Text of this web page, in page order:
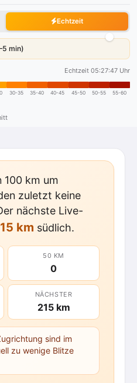
Echtzeit
min)
Echtzeit 05:27:47 Uhr
30-35 35-40 40-45 45-50 50-55 55-60
100 km um
zuletzt keine
nächste Live-
km südlich.
50 KM
0
NÄCHSTER
215 km
sind im
zu wenige Blitze